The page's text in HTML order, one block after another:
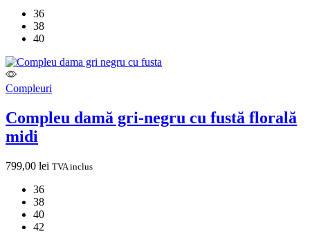
36
38
40
Compleuri
Compleu damă gri-negru cu fustă florală
midi
799,00 lei TVA inclus
36
38
40
42